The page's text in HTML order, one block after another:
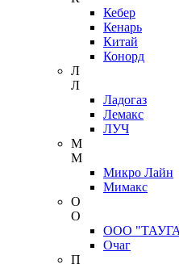
Кебер
Кенарь
Китай
Конорд
Л
Л
Ладогаз
Лемакс
ЛУЧ
М
М
Микро Лайн
Мимакс
О
О
ООО
Очаг
П